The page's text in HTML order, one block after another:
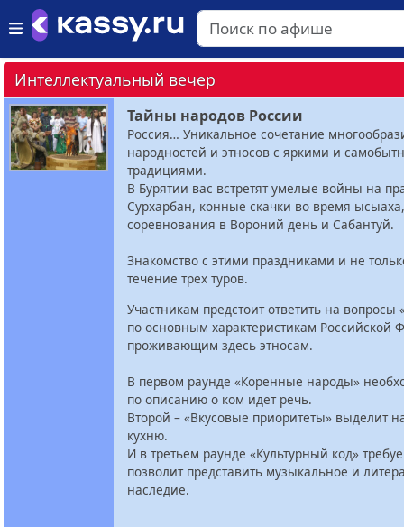
Интеллектуальный вечер
Тайны народов России
Россия… Уникальное сочетание
народностей и этносов с яркими и
традициями.
В Бурятии вас встретят умелые войны на
Сурхарбан, конные скачки во время ысыаха,
соревнования в Вороний день и Сабантуй.
Знакомство с этими праздниками и не
течение трех туров.
Участникам предстоит ответить на вопросы
по основным характеристикам Российской
проживающим здесь этносам.
В первом раунде «Коренные народы»
по описанию о ком идет речь.
Второй – «Вкусовые приоритеты» выделит
кухню.
И в третьем раунде «Культурный код»
позволит представить музыкальное и
наследие.